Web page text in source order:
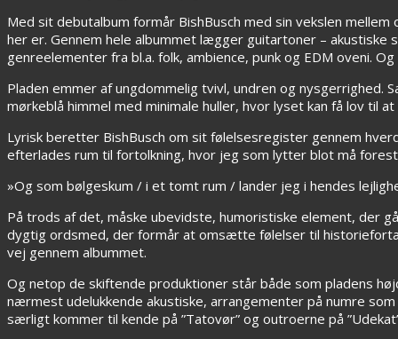
Med sit debutalbum formår BishBusch med sin vekslen
her er. Gennem hele albummet lægger guitartoner – akustiske
genreelementer fra bl.a. folk, ambience, punk og EDM oveni.
Pladen emmer af ungdommelig tvivl, undren og nysgerrighed.
mørkeblå himmel med minimale huller, hvor lyset kan få lov til at
Lyrisk beretter BishBusch om sit følelsesregister gennem
efterlades rum til fortolkning, hvor jeg som lytter blot må
»Og som bølgeskum / i et tomt rum / lander jeg i hendes
På trods af det, måske ubevidste, humoristiske element, der
dygtig ordsmed, der formår at omsætte følelser til
vej gennem albummet.
Og netop de skiftende produktioner står både som pladens
nærmest udelukkende akustiske, arrangementer på numre
særligt kommer til kende på ”Tatovør” og outroerne på